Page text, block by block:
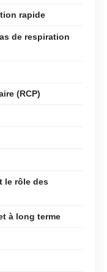
rapide
de respiration
(RCP)
le rôle des
à long terme